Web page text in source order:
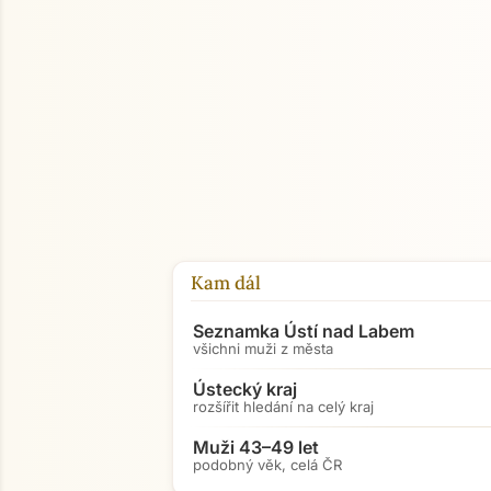
Kam dál
Seznamka Ústí nad Labem
všichni muži z města
Ústecký kraj
rozšířit hledání na celý kraj
Muži 43–49 let
podobný věk, celá ČR